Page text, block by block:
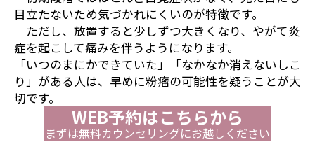
目立たないため気づかれにくいのが特徴です。
ただし、放置すると少しずつ大きくなり、やがて炎
症を起こして痛みを伴うようになります。
「いつのまにかできていた」「なかなか消えないしこ
り」がある人は、早めに粉瘤の可能性を疑うことが大
切です。
WEB予約はこちらから
まずは無料カウンセリングにお越しください